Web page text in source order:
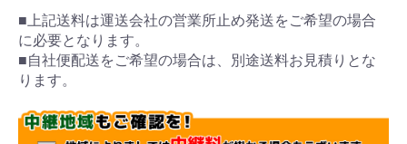
■上記送料は運送会社の営業所止め発送をご希望の場合
に必要となります。
■自社便配送をご希望の場合は、別途送料お見積りとな
ります。